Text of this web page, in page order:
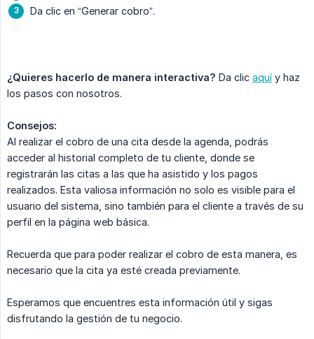
Da clic en “Generar cobro”.
¿Quieres hacerlo de manera interactiva? Da clic aquí y haz
los pasos con nosotros.
Consejos:
Al realizar el cobro de una cita desde la agenda, podrás
acceder al historial completo de tu cliente, donde se
registrarán las citas a las que ha asistido y los pagos
realizados. Esta valiosa información no solo es visible para el
usuario del sistema, sino también para el cliente a través de su
perfil en la página web básica.
Recuerda que para poder realizar el cobro de esta manera, es
necesario que la cita ya esté creada previamente.
Esperamos que encuentres esta información útil y sigas
disfrutando la gestión de tu negocio.